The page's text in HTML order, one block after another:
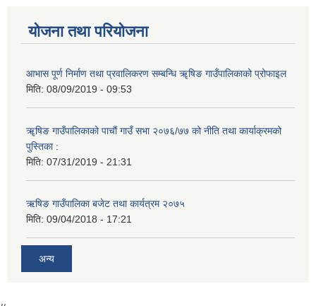
योजना तथा परियोजना
आभास पूर्ण निर्माण तथा प्रवालिकरण सम्बन्धि ॠषिङ गाउँपालिकाको प्रोफाइल
मिति: 08/09/2019 - 09:53
ॠषिङ गाउँपालिकाको पाचौं गाउँ सभा २०७६/७७ को नीति तथा कार्याक्रमको
पुस्तिका :
मिति: 07/31/2019 - 21:31
ऋषिङ गाउँपालिका बजेट तथा कार्यत्रम २०७५
मिति: 09/04/2018 - 17:21
अन्य